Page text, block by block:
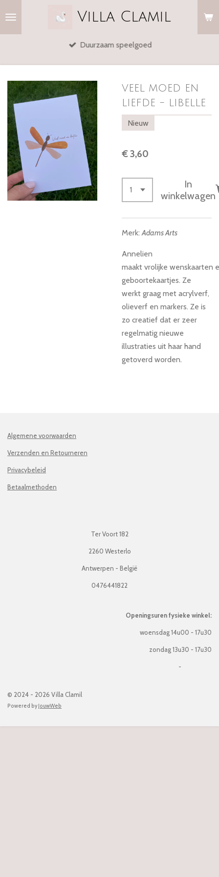
hoofdinhoud
Villa Clamil
Duurzaam speelgoed
veel moed en
liefde - libelle
Nieuw
€ 3,60
In
winkelwagen
Merk:Adams Arts
Annelien
maakt vrolijke wenskaarten
geboortekaartjes. Ze
werkt graag met acrylverf,
olieverf en markers. Ze is
zo creatief dat er zeer
regelmatig nieuwe
illustraties uit haar hand
getoverd worden.
Algemene voorwaarden
Verzenden en Retourneren
Privacybeleid
Betaalmethoden
Ter Voort 182
2260 Westerlo
Antwerpen - België
0476441822
Openingsuren fysieke winkel:
woensdag 14u00 - 17u30
zondag 13u30 - 17u30
-
© 2024 - 2026 Villa Clamil
Powered byJouwWeb